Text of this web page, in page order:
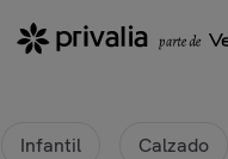
Infantil Calzado